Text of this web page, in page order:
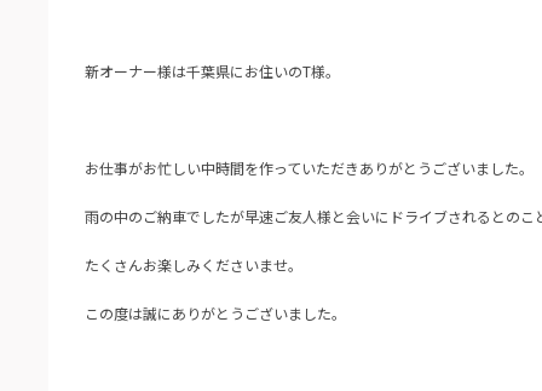
新オーナー様は千葉県にお住いのT様。
お仕事がお忙しい中時間を作っていただきありがとうございました。
雨の中のご納車でしたが早速ご友人様と会いにドライブされるとのこ
たくさんお楽しみくださいませ。
この度は誠にありがとうございました。